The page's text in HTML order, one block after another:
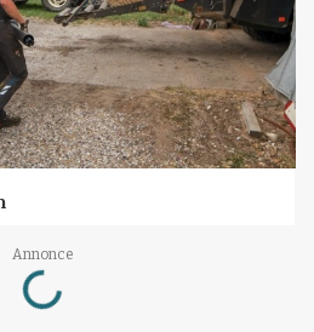
Annonce
Loading...